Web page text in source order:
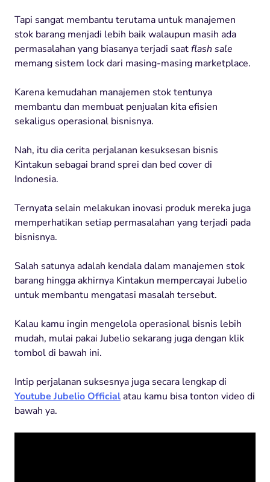
Tapi sangat membantu terutama untuk manajemen
stok barang menjadi lebih baik walaupun masih ada
permasalahan yang biasanya terjadi saatflash sale
memang sistem lock dari masing-masing marketplace.
Karena kemudahan manajemen stok tentunya
membantu dan membuat penjualan kita efisien
sekaligus operasional bisnisnya.
Nah, itu dia cerita perjalanan kesuksesan bisnis
Kintakun sebagai brand sprei dan bed cover di
Indonesia.
Ternyata selain melakukan inovasi produk mereka juga
memperhatikan setiap permasalahan yang terjadi pada
bisnisnya.
Salah satunya adalah kendala dalam manajemen stok
barang hingga akhirnya Kintakun mempercayai Jubelio
untuk membantu mengatasi masalah tersebut.
Kalau kamu ingin mengelola operasional bisnis lebih
mudah, mulai pakai Jubelio sekarang juga dengan klik
tombol di bawah ini.
Intip perjalanan suksesnya juga secara lengkap di
Youtube Jubelio Officialatau kamu bisa tonton video di
bawah ya.